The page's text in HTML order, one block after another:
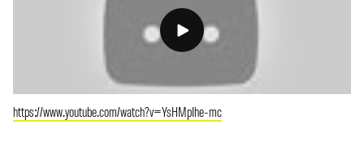
https://www.youtube.com/watch?v=YsHMpIhe-mc